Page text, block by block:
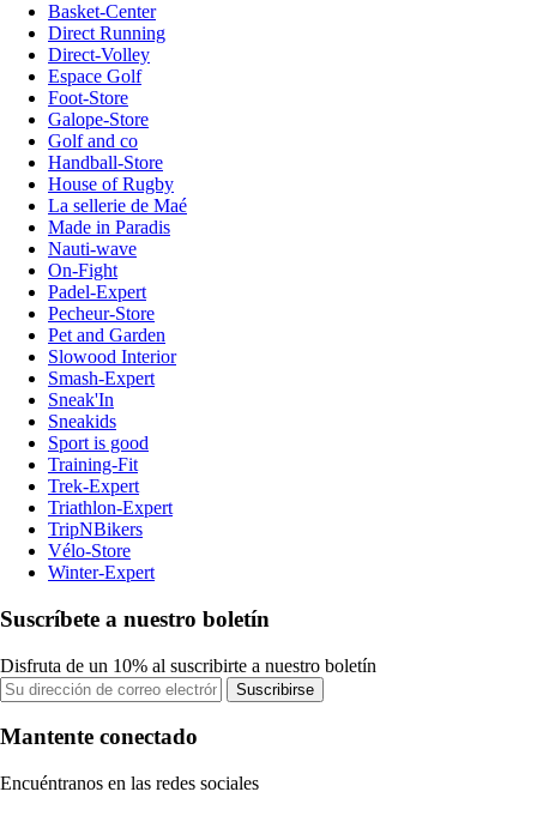
Basket-Center
Direct Running
Direct-Volley
Espace Golf
Foot-Store
Galope-Store
Golf and co
Handball-Store
House of Rugby
La sellerie de Maé
Made in Paradis
Nauti-wave
On-Fight
Padel-Expert
Pecheur-Store
Pet and Garden
Slowood Interior
Smash-Expert
Sneak'In
Sneakids
Sport is good
Training-Fit
Trek-Expert
Triathlon-Expert
TripNBikers
Vélo-Store
Winter-Expert
Suscríbete a nuestro boletín
Disfruta de un 10% al suscribirte a nuestro boletín
Suscribirse
Mantente conectado
Encuéntranos en las redes sociales